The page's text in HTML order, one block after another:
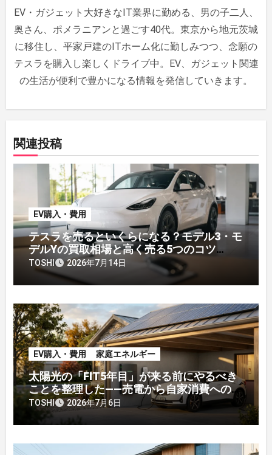
ョ
ン
EV・ガジェット大好きなIT業界に勤める、男の子二人、
奥さん、ポメラニアンと過ごす40代。東京から地元茨城
に移住し、平家戸建のITホーム化に勤しみつつ、念願の
テスラを購入し楽しくドライブ中。EV、ガジェット関連
の生活が便利で豊かになる情報を発信していきます。
関連投稿
EV購入・費用
テスラを売るといくらになる？モデル3・モ
デルYの買取相場と高く売る5つのコツ
【2026年】
TOSHI 2026年7月14日
EV購入・費用 家庭エネルギー
太陽光の「FIT5年目」が来る前にやるべき
ことを整理した——売電から自家消費への戦
略転換
TOSHI 2026年7月6日